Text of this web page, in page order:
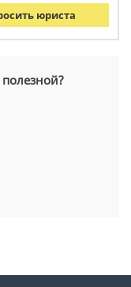
юриста
полезной?